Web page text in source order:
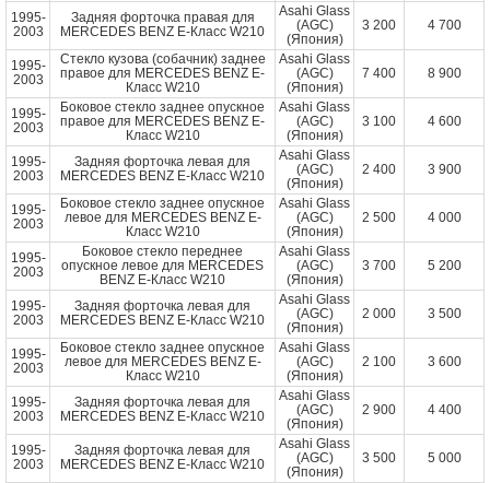
1995-
2003
Задняя форточка правая для
MERCEDES BENZ E-Класс W210
Asahi Glass
(AGC)
(Япония)
3 200 4 700
1995-
2003
Стекло кузова (собачник) заднее
правое для MERCEDES BENZ E-
Класс W210
Asahi Glass
(AGC)
(Япония)
7 400 8 900
1995-
2003
Боковое стекло заднее опускное
правое для MERCEDES BENZ E-
Класс W210
Asahi Glass
(AGC)
(Япония)
3 100 4 600
1995-
2003
Задняя форточка левая для
MERCEDES BENZ E-Класс W210
Asahi Glass
(AGC)
(Япония)
2 400 3 900
1995-
2003
Боковое стекло заднее опускное
левое для MERCEDES BENZ E-
Класс W210
Asahi Glass
(AGC)
(Япония)
2 500 4 000
1995-
2003
Боковое стекло переднее
опускное левое для MERCEDES
BENZ E-Класс W210
Asahi Glass
(AGC)
(Япония)
3 700 5 200
1995-
2003
Задняя форточка левая для
MERCEDES BENZ E-Класс W210
Asahi Glass
(AGC)
(Япония)
2 000 3 500
1995-
2003
Боковое стекло заднее опускное
левое для MERCEDES BENZ E-
Класс W210
Asahi Glass
(AGC)
(Япония)
2 100 3 600
1995-
2003
Задняя форточка левая для
MERCEDES BENZ E-Класс W210
Asahi Glass
(AGC)
(Япония)
2 900 4 400
1995-
2003
Задняя форточка левая для
MERCEDES BENZ E-Класс W210
Asahi Glass
(AGC)
(Япония)
3 500 5 000